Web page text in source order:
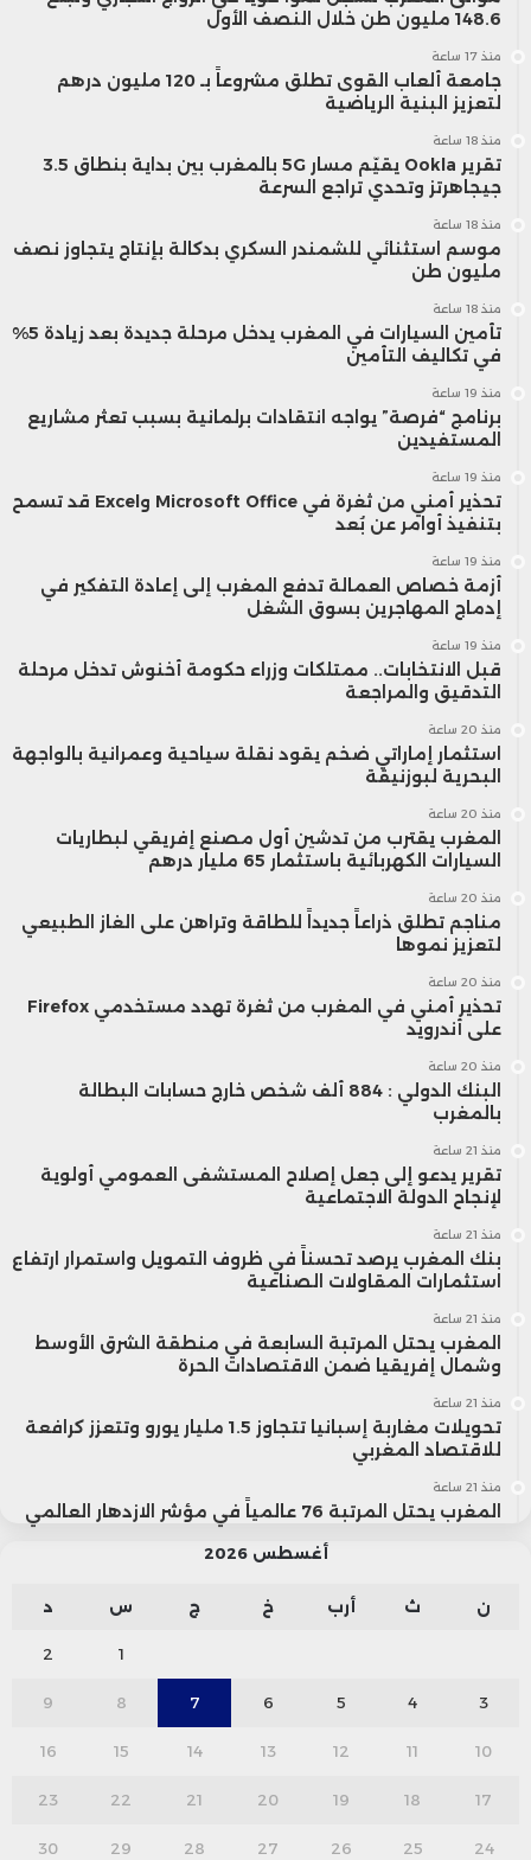
148.6 مليون طن خلال النصف الأول
منذ 17 ساعة
جامعة ألعاب القوى تطلق مشروعاً بـ 120 مليون درهم
لتعزيز البنية الرياضية
منذ 18 ساعة
تقرير Ookla يقيّم مسار 5G بالمغرب بين بداية بنطاق 3.5
جيجاهرتز وتحدي تراجع السرعة
منذ 18 ساعة
موسم استثنائي للشمندر السكري بدكالة بإنتاج يتجاوز نصف
مليون طن
منذ 18 ساعة
تأمين السيارات في المغرب يدخل مرحلة جديدة بعد زيادة 5%
في تكاليف التأمين
منذ 19 ساعة
برنامج “فرصة” يواجه انتقادات برلمانية بسبب تعثر مشاريع
المستفيدين
منذ 19 ساعة
تحذير أمني من ثغرة في Microsoft Office وExcel قد تسمح
بتنفيذ أوامر عن بُعد
منذ 19 ساعة
أزمة خصاص العمالة تدفع المغرب إلى إعادة التفكير في
إدماج المهاجرين بسوق الشغل
منذ 19 ساعة
قبل الانتخابات.. ممتلكات وزراء حكومة أخنوش تدخل مرحلة
التدقيق والمراجعة
منذ 20 ساعة
استثمار إماراتي ضخم يقود نقلة سياحية وعمرانية بالواجهة
البحرية لبوزنيقة
منذ 20 ساعة
المغرب يقترب من تدشين أول مصنع إفريقي لبطاريات
السيارات الكهربائية باستثمار 65 مليار درهم
منذ 20 ساعة
مناجم تطلق ذراعاً جديداً للطاقة وتراهن على الغاز الطبيعي
لتعزيز نموها
منذ 20 ساعة
تحذير أمني في المغرب من ثغرة تهدد مستخدمي Firefox
على أندرويد
منذ 20 ساعة
البنك الدولي : 884 ألف شخص خارج حسابات البطالة
بالمغرب
منذ 21 ساعة
تقرير يدعو إلى جعل إصلاح المستشفى العمومي أولوية
لإنجاح الدولة الاجتماعية
منذ 21 ساعة
بنك المغرب يرصد تحسناً في ظروف التمويل واستمرار ارتفاع
استثمارات المقاولات الصناعية
منذ 21 ساعة
المغرب يحتل المرتبة السابعة في منطقة الشرق الأوسط
وشمال إفريقيا ضمن الاقتصادات الحرة
منذ 21 ساعة
تحويلات مغاربة إسبانيا تتجاوز 1.5 مليار يورو وتتعزز كرافعة
للاقتصاد المغربي
منذ 21 ساعة
المغرب يحتل المرتبة 76 عالمياً في مؤشر الازدهار العالمي
أغسطس 2026
ن ث أرب خ ج س د
1
2
3
4
5
6
7
8
9
10
11
12
13
14
15
16
17
18
19
20
21
22
23
24
25
26
27
28
29
30